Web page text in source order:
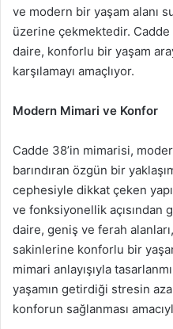
ve modern bir yaşam alanı
üzerine çekmektedir.
daire, konforlu bir yaşam
karşılamayı amaçlıyor.
Modern Mimari ve Konfor
Cadde 38’in mimarisi,
barındıran özgün bir
cephesiyle dikkat çeken
ve fonksiyonellik açısından
daire, geniş ve ferah
sakinlerine konforlu bir
mimari anlayışıyla
yaşamın getirdiği stresin
konforun sağlanması